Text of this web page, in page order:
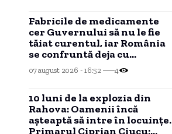
Fabricile de medicamente
cer Guvernului să nu le fie
tăiat curentul, iar România
se confruntă deja cu
probleme în aprovizionare.
07 august 2026 - 16:52 4
10 luni de la explozia din
Rahova: Oamenii încă
așteaptă să intre în locuințe.
Primarul Ciprian Ciucu: